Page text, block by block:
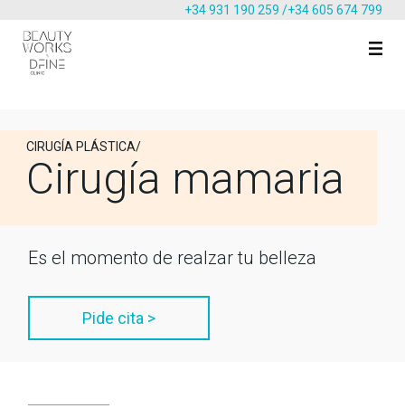
+34 931 190 259 /+34 605 674 799
CIRUGÍA PLÁSTICA/
Cirugía mamaria
Es el momento de realzar tu belleza
Pide cita >